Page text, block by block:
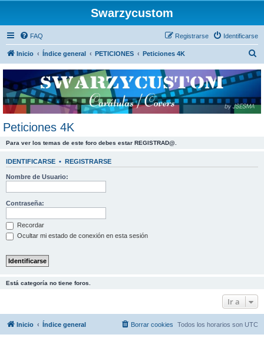
Swarzycustom
FAQ Identificarse
Registrarse
Inicio Índice general PETICIONES Peticiones 4K
c
Peticiones 4K
Para ver los temas de este foro debes estar REGISTRAD@.
IDENTIFICARSE • REGISTRARSE
Nombre de Usuario:
Contraseña:
Recordar
Ocultar mi estado de conexión en esta sesión
Está categoría no tiene foros.
Ir a
Inicio Índice general Todos los horarios son UTC
Borrar cookies